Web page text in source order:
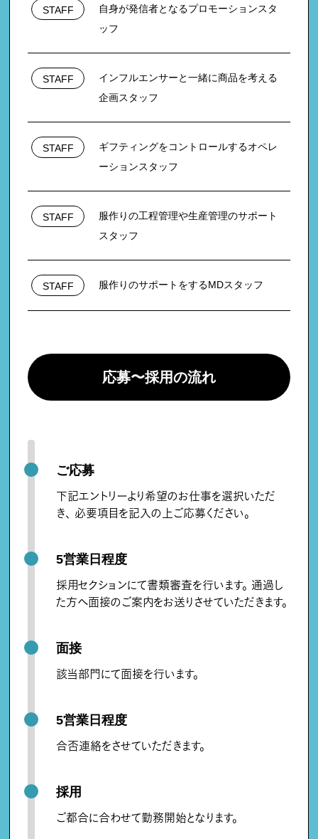
STAFF
自身が発信者となるプロモーションスタ
ッフ
STAFF
インフルエンサーと一緒に商品を考える
企画スタッフ
STAFF
ギフティングをコントロールするオペレ
ーションスタッフ
STAFF
服作りの工程管理や生産管理のサポート
スタッフ
STAFF 服作りのサポートをするMDスタッフ
応募〜採用の流れ
ご応募
下記エントリーより希望のお仕事を選択いただ
き、 必要項目を記入の上ご応募ください。
5営業日程度
採用セクションにて書類審査を行います。 通過し
た方へ面接のご案内をお送りさせていただきます。
面接
該当部門にて面接を行います。
5営業日程度
合否連絡をさせていただきます。
採用
ご都合に合わせて勤務開始となります。